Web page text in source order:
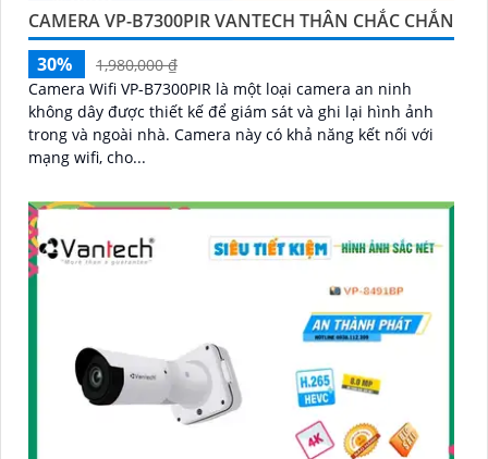
CAMERA VP-B7300PIR VANTECH THÂN CHẮC CHẮN
30%
1,980,000 ₫
Camera Wifi VP-B7300PIR là một loại camera an ninh
không dây được thiết kế để giám sát và ghi lại hình ảnh
trong và ngoài nhà. Camera này có khả năng kết nối với
mạng wifi, cho...